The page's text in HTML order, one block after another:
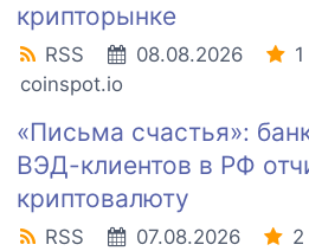
крипторынке
RSS 08.08.2026 1
coinspot.io
«Письма счастья»:
ВЭД-клиентов в РФ
криптовалюту
RSS 07.08.2026 2